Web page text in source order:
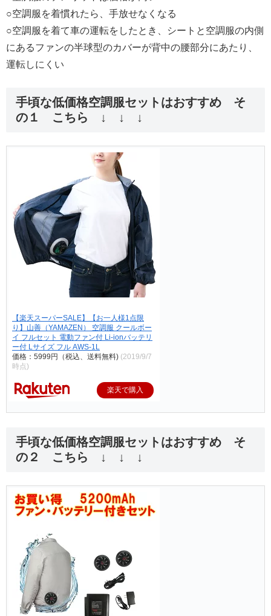
○空調服を着慣れたら、手放せなくなる
○空調服を着て車の運転をしたとき、シートと空調服の内側
にあるファンの半球型のカバーが背中の腰部分にあたり、
運転しにくい
手頃な低価格空調服セットはおすすめ そ
の１ こちら ↓ ↓ ↓
【楽天スーパーSALE】【お一人様1点限
り】山善（YAMAZEN） 空調服 クールボー
イ フルセット 電動ファン付 Li-ionバッテリ
ー付 Lサイズ フル AWS-1L
価格：5999円（税込、送料無料) (2019/9/7
時点)
楽天で購入
手頃な低価格空調服セットはおすすめ そ
の２ こちら ↓ ↓ ↓